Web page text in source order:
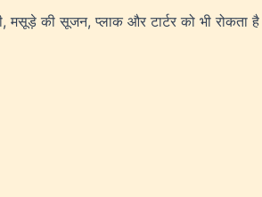
मसूड़े की सूजन, प्लाक और टार्टर को भी रोकता है